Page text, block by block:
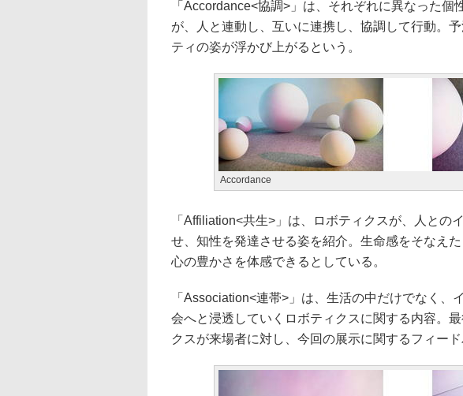
「Accordance<協調>」は、それぞれに異なった個
が、人と連動し、互いに連携し、協調して行動。
ティの姿が浮かび上がるという。
Accordance
「Affiliation<共生>」は、ロボティクスが、人との
せ、知性を発達させる姿を紹介。生命感をそなえ
心の豊かさを体感できるとしている。
「Association<連帯>」は、生活の中だけでなく、
会へと浸透していくロボティクスに関する内容。
クスが来場者に対し、今回の展示に関するフィード